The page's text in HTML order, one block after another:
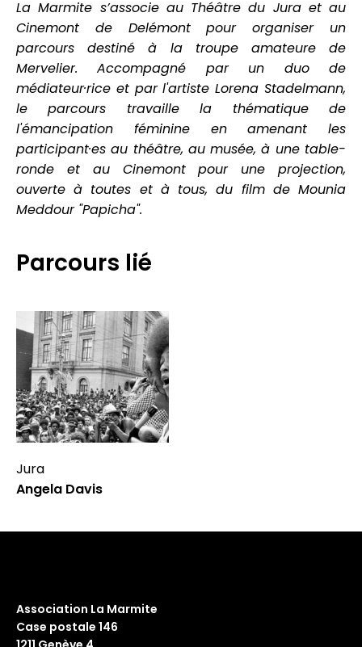
La Marmite s’associe au Théâtre du Jura et au
Cinemont de Delémont pourorganiser un
parcours destiné à la troupe amateure de
Mervelier. Accompagné par un duo de
médiateur·rice et par l'artiste Lorena Stadelmann,
le parcours travaille la thématique de
l'émancipation féminine en amenant les
participant·es au théâtre, au musée, à une table-
ronde et au Cinemont pour une projection,
ouverte à toutes et à tous, du film de Mounia
Meddour "Papicha".
Parcours lié
Jura
Angela Davis
Association La Marmite
Case postale 146